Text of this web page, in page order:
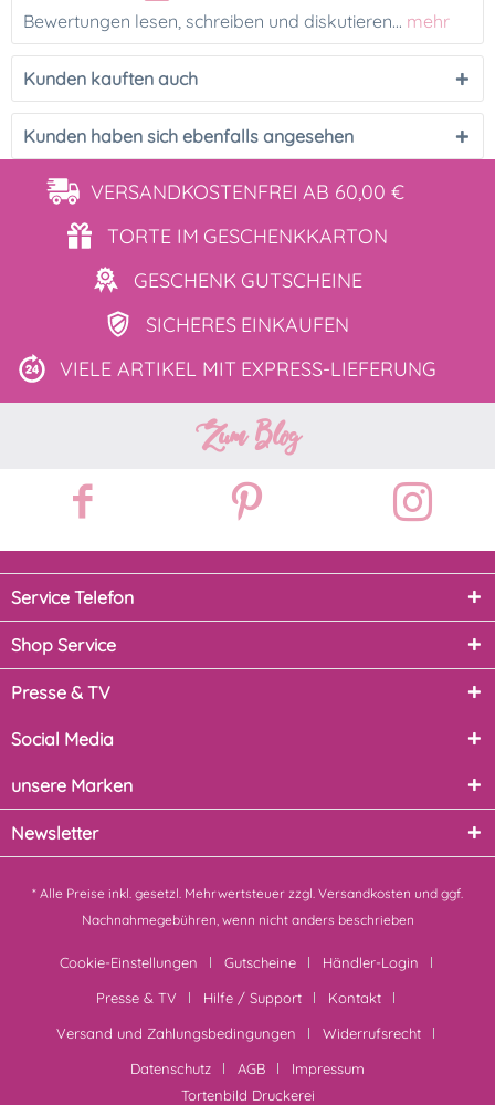
Bewertungen lesen, schreiben und diskutieren... mehr
Kunden kauften auch
Kunden haben sich ebenfalls angesehen
VERSANDKOSTENFREI AB 60,00 €
TORTE IM GESCHENKKARTON
GESCHENK GUTSCHEINE
SICHERES EINKAUFEN
VIELE ARTIKEL MIT EXPRESS-LIEFERUNG
Zum Blog
Service Telefon
Shop Service
Presse & TV
Social Media
unsere Marken
Newsletter
* Alle Preise inkl. gesetzl. Mehrwertsteuer zzgl. Versandkosten und ggf.
Nachnahmegebühren, wenn nicht anders beschrieben
Cookie-Einstellungen Gutscheine
Händler-Login
Presse & TV
Hilfe / Support
Kontakt
Versand und Zahlungsbedingungen
Widerrufsrecht
Datenschutz
AGB
Impressum
Tortenbild Druckerei